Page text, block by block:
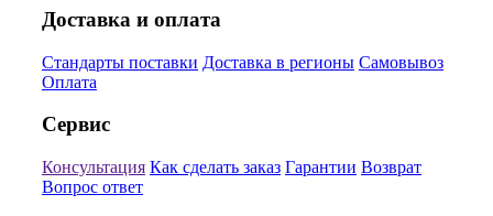
Доставка и оплата
Стандарты поставки Доставка в регионы Самовывоз
Оплата
Сервис
Консультация Как сделать заказ Гарантии Возврат
Вопрос ответ